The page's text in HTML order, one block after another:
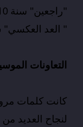
"راجعين" سنة 2010
" العد العكسي" سنة
التعاونات
كانت كلمات
لنجاح العديد